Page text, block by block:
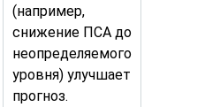
(например,
снижение ПСА до
неопределяемого
уровня) улучшает
прогноз.